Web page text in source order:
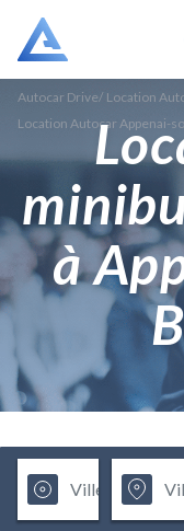
Autocar Drive/ Location
Location Autocar Appenai-
à